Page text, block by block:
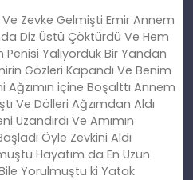
Zevke Gelmişti Emir Annem
Diz Üstü Çöktürdü Ve Hem
Yalıyorduk Bir Yandan
Gözleri Kapandı Ve Benim
Ağzımın içine Boşalttı Annem
Ve Dölleri Ağzımdan Aldı
Uzandırdı Ve Amımın
Öyle Zevkini Aldı
Hayatım da En Uzun
Yorulmuştu ki Yatak